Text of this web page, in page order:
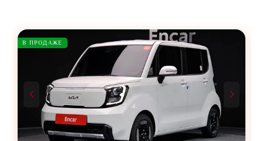
В ПРОДАЖЕ